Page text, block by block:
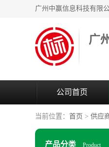
广
公司首页
当前位置： 首页 > 供应
产品分类 Product